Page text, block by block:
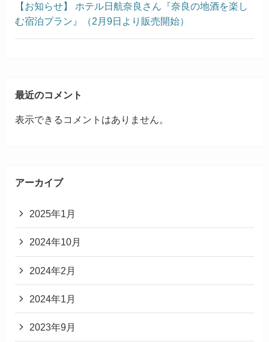
【お知らせ】 ホテル日航奈良さん『奈良の地酒を楽し
む宿泊プラン』（2月9日より販売開始）
最近のコメント
表示できるコメントはありません。
アーカイブ
2025年1月
2024年10月
2024年2月
2024年1月
2023年9月